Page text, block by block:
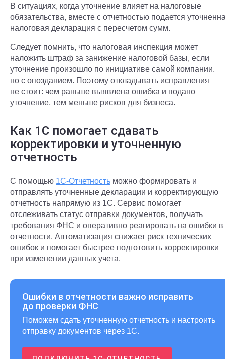
В ситуациях, когда уточнение влияет на налоговые
обязательства, вместе с отчетностью подается
налоговая декларация с пересчетом сумм.
Следует помнить, что налоговая инспекция может
наложить штраф за занижение налоговой базы, если
уточнение произошло по инициативе самой компании,
но с опозданием. Поэтому откладывать исправления
не стоит: чем раньше выявлена ошибка и подано
уточнение, тем меньше рисков для бизнеса.
Как 1С помогает сдавать
корректировки и уточненную
отчетность
С помощью 1С-Отчетность можно формировать и
отправлять уточненные декларации и корректирующую
отчетность напрямую из 1С. Сервис помогает
отслеживать статус отправки документов, получать
требования ФНС и оперативно реагировать на ошибки в
отчетности. Автоматизация снижает риск технических
ошибок и помогает быстрее подготовить корректировки
при изменении данных учета.
Ошибки в отчетности важно исправить
до проверки ФНС
Поможем сдать уточненную отчетность и настроить
отправку документов через 1С.